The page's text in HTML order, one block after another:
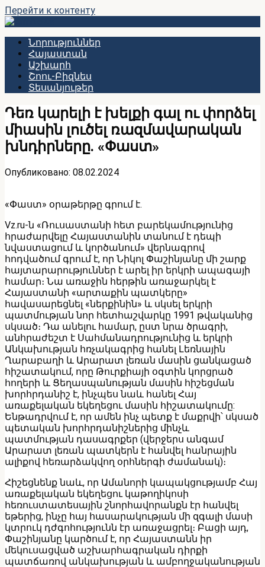
Перейти к контенту
Նորություններ
Հայաստան
Աշխարհ
Շոու-Բիզնես
Տեսանյութեր
Դեռ կարելի է խելքի գալ ու փորձել
միասին լուծել ռազմավարական
խնդիրները. «Փաստ»
Опубликовано: 08.02.2024
«Փաստ» օրաթերթը գրում է.
Vz.ru-ն «Ռուսաստանի հետ բարեկամությունից
հրաժարվելը Հայաստանին տանում է դեպի
նվաստացում և կործանում» վերնագրով
հոդվածում գրում է, որ Նիկոլ Փաշինյանը մի շարք
հայտարարություններ է արել իր երկրի ապագայի
համար։ Նա առաջին հերթին առաջարկել է
Հայաստանի «արտաքին պատկերը»
հավասարեցնել «ներքինին» և սկսել երկրի
պատմության նոր հետհաշվարկը 1991 թվականից
սկսած։ Դա անելու համար, ըստ նրա ծրագրի,
անհրաժեշտ է Սահմանադրությունից և երկրի
Անկախության հռչակագրից հանել Լեռնային
Ղարաբաղի և Արարատ լեռան մասին ցանկացած
հիշատակում, որը Թուրքիայի օգտին կորցրած
հողերի և Ցեղասպանության մասին հիշեցման
խորհրդանիշ է, ինչպես նաև հանել Հայ
առաքելական եկեղեցու մասին հիշատակումը:
Ենթադրվում է, որ ամեն ինչ պետք է մաքրվի՝ սկսած
պետական խորհրդանիշներից մինչև
պատմության դասագրքեր (վերջերս անգամ
Արարատ լեռան պատկերն է հանվել հանրային
ալիքով հեռարձակվող օրհներգի ժամանակ)։
Հիշեցնենք նաև, որ Ամանորի կապակցությամբ Հայ
առաքելական եկեղեցու կաթողիկոսի
հեռուստատեսային շնորհավորանքն էր հանվել
եթերից, ինչը հայ հասարակության մի զգալի մասի
կտրուկ դժգոհությունն էր առաջացրել։ Բացի այդ,
Փաշինյանը կարծում է, որ Հայաստանն իր
մեկուսացված աշխարհագրական դիրքի
պատճառով անկախության և ամբողջականության